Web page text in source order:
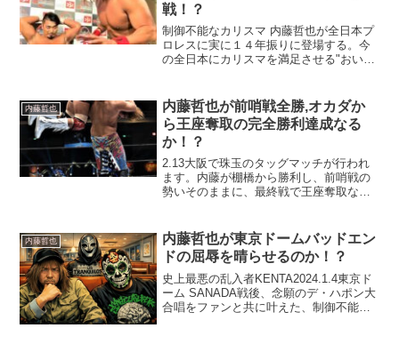
戦！？
制御不能なカリスマ 内藤哲也が全日本プ
ロレスに実に１４年振りに登場する。今
の全日本にカリスマを満足させる"おいい
内藤哲也
内藤哲也が前哨戦全勝,オカダか
ら王座奪取の完全勝利達成なる
か！？
2.13大阪で珠玉のタッグマッチが行われ
ます。内藤が棚橋から勝利し、前哨戦の
勢いそのままに、最終戦で王座奪取なる
内藤哲也
内藤哲也が東京ドームバッドエン
ドの屈辱を晴らせるのか！？
史上最悪の乱入者KENTA2024.1.4東京ド
ーム SANADA戦後、念願のデ・ハポン大
合唱をファンと共に叶えた、制御不能な